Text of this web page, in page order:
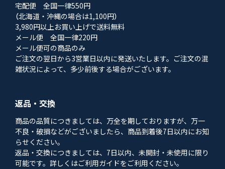
宅配便 全国一律550円
（北海道・沖縄の場合は1,100円）
3,980円以上お買い上げで送料無料
メール便 全国一律220円
メール便可の商品のみ
ご注文の翌日から3営業日以内に発送いたします。ご注文の混
雑状況によって、多少前後する場合がございます。
返品・交換
商品の品質につきましては、万全を期しておりますが、万一
不良・破損などがございましたら、商品到着後7日以内にお知
らせください。
返品・交換につきましては、7日以内、未開封・未使用に限り
可能です。詳しくはご利用ガイドをご利用ください。